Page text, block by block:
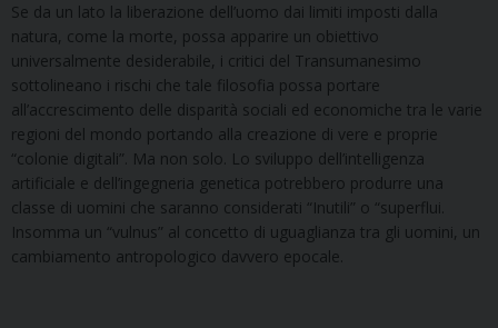
Se da un lato la liberazione dell’uomo dai limiti imposti dalla
natura, come la morte, possa apparire un obiettivo
universalmente desiderabile, i critici del Transumanesimo
sottolineano i rischi che tale filosofia possa portare
all’accrescimento delle disparità sociali ed economiche tra le varie
regioni del mondo portando alla creazione di vere e proprie
“colonie digitali”. Ma non solo. Lo sviluppo dell’intelligenza
artificiale e dell’ingegneria genetica potrebbero produrre una
classe di uomini che saranno considerati “Inutili” o “superflui.
Insomma un “vulnus” al concetto di uguaglianza tra gli uomini, un
cambiamento antropologico davvero epocale.